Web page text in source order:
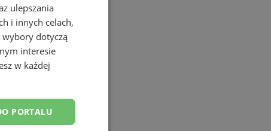
ulepszania
i innych celach,
wybory dotyczą
interesie
w każdej
PORTALU